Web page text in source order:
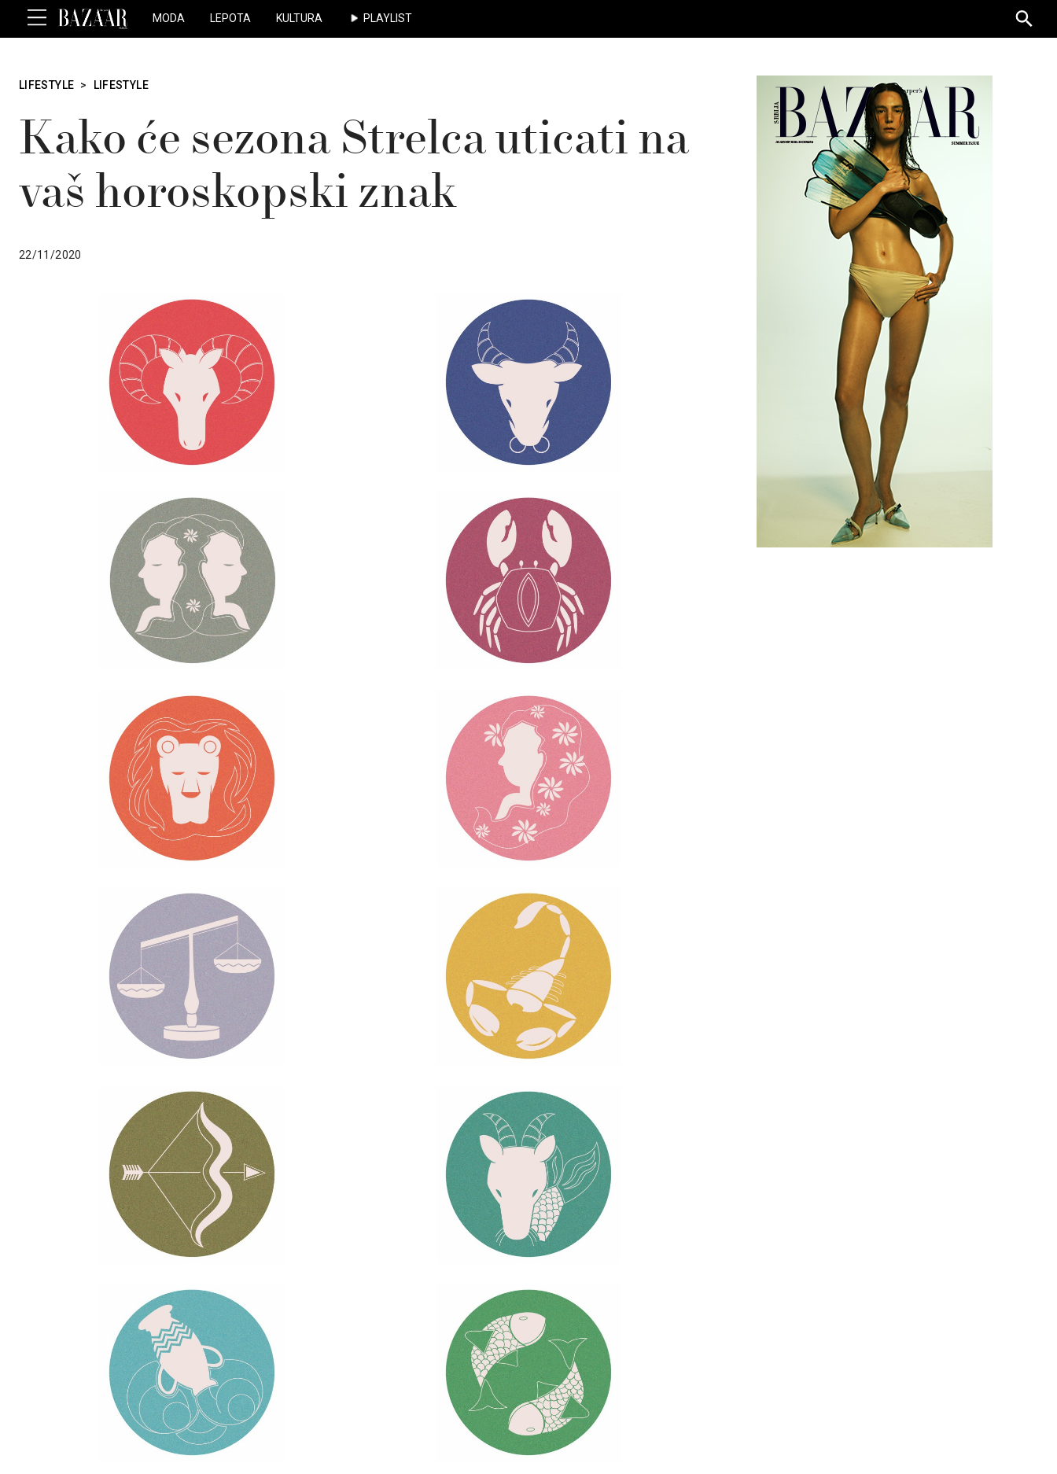
MODA LEPOTA KULTURA PLAYLIST
for:
LIFESTYLE > LIFESTYLE
Kako će sezona Strelca uticati na
vaš horoskopski znak
22/11/2020